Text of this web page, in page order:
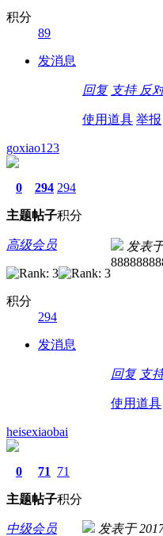
积分
89
发消息
回复 支持 反
使用道具 举报
goxiao123
0
主题
294
帖子
294
积分
高级会员
积分
294
发消息
发表
回复 支
使用道具
heisexiaobai
0
主题
71
帖子
71
积分
中级会员 发表于